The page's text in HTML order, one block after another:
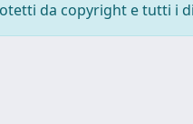
da copyright e tutti i